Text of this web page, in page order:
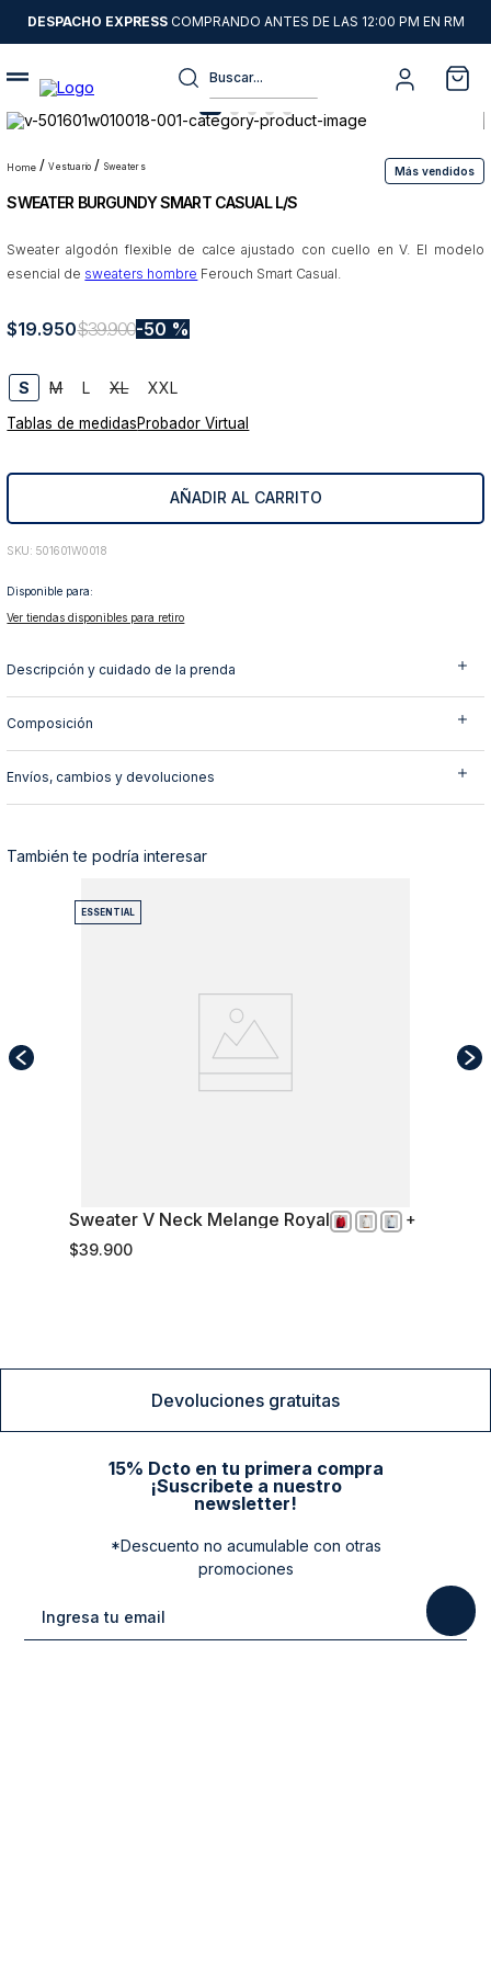
DESPACHO EXPRESSCOMPRANDO ANTES DE LAS 12:00 PM EN RM
Buscar...
vestuario sweaters Más vendidos
SWEATER BURGUNDY SMART CASUAL L/S
Sweater algodón flexible de calce ajustado con cuello en V. El modelo
esencial de sweaters hombre Ferouch Smart Casual.
$19.950$39.900 50 %
S M L XL XXL
Tablas de medidasProbador Virtual
AÑADIR AL CARRITO
: 501601W0018
Disponible para:
Ver tiendas disponibles para retiro
Descripción y cuidado de la prenda
Composición
Envíos, cambios y devoluciones
También te podría interesar
L
ESSENTIAL
Sweater V Neck Melange Royal
$39.900
Devoluciones gratuitas
15% Dcto en tu primera compra
¡Suscribete a nuestro
newsletter!
*Descuento no acumulable con otras
promociones
1.
sweater
2.
chaquetas
3.
camisas
pantalon
5.
jeans
7.
9.
poleron